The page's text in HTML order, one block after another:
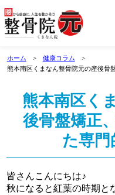
ホーム
健康コラム
熊本南区くまなん整骨院元の産後骨
熊本南区く
後骨盤矯正
た専門
皆さんこんにちは♪
秋になると紅葉の時期と